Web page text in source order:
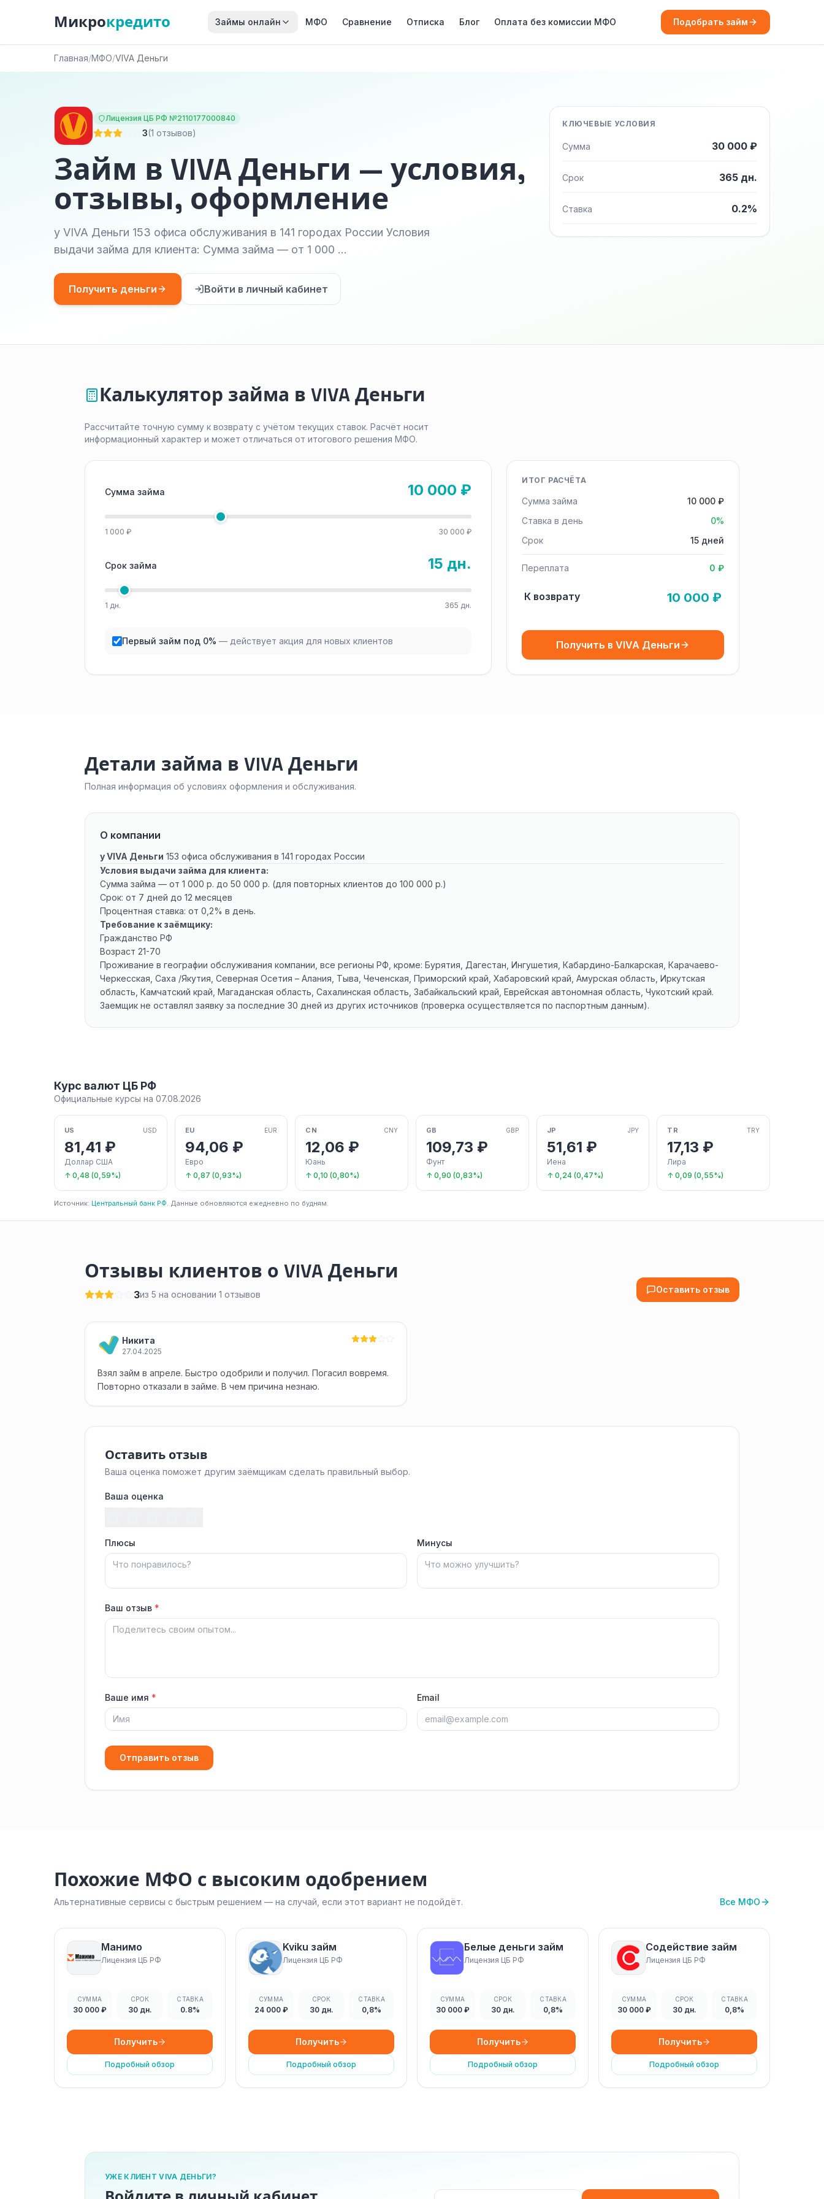
Микрокредито Займы онлайн МФО Сравнение Отписка Блог Оплата без комиссии МФО Подобрать займ
Главная/МФО/VIVA Деньги
Лицензия ЦБ РФ №2110177000840
3(1 отзывов)
Займ в VIVA Деньги — условия,
отзывы, оформление
у VIVA Деньги 153 офиса обслуживания в 141 городах России Условия
выдачи займа для клиента: Сумма займа — от 1 000 …
Получить деньги Войти в личный кабинет
КЛЮЧЕВЫЕ УСЛОВИЯ
Сумма 30 000 ₽
Срок 365 дн.
Ставка 0.2%
Калькулятор займа в VIVA Деньги
Рассчитайте точную сумму к возврату с учётом текущих ставок. Расчёт носит
информационный характер и может отличаться от итогового решения МФО.
Сумма займа 10 000 ₽
1 000 ₽ 30 000 ₽
Срок займа 15 дн.
1 дн. 365 дн.
Первый займ под 0% — действует акция для новых клиентов
ИТОГ РАСЧЁТА
Сумма займа
10 000 ₽
Ставка в день
0%
Срок
15 дней
Переплата 0 ₽
К возврату 10 000 ₽
Получить в VIVA Деньги
Детали займа в VIVA Деньги
Полная информация об условиях оформления и обслуживания.
О компании
у VIVA Деньги 153 офиса обслуживания в 141 городах России
Условия выдачи займа для клиента:
Сумма займа — от 1 000 р. до 50 000 р. (для повторных клиентов до 100 000 р.)
Срок: от 7 дней до 12 месяцев
Процентная ставка: от 0,2% в день.
Требование к заёмщику:
Гражданство РФ
Возраст 21-70
Проживание в географии обслуживания компании, все регионы РФ, кроме: Бурятия, Дагестан, Ингушетия, Кабардино-Балкарская, Карачаево-
Черкесская, Саха /Якутия, Северная Осетия – Алания, Тыва, Чеченская, Приморский край, Хабаровский край, Амурская область, Иркутская
область, Камчатский край, Магаданская область, Сахалинская область, Забайкальский край, Еврейская автономная область, Чукотский край.
Заемщик не оставлял заявку за последние 30 дней из других источников (проверка осуществляется по паспортным данным).
Курс валют ЦБ РФ
Официальные курсы на 07.08.2026
US USD
81,41 ₽
Доллар США
↑ 0,48 (0,59%)
EU EUR
94,06 ₽
Евро
↑ 0,87 (0,93%)
CN CNY
12,06 ₽
Юань
↑ 0,10 (0,80%)
GB GBP
109,73 ₽
Фунт
↑ 0,90 (0,83%)
JP JPY
51,61 ₽
Иена
↑ 0,24 (0,47%)
TR TRY
17,13 ₽
Лира
↑ 0,09 (0,55%)
Источник: Центральный банк РФ. Данные обновляются ежедневно по будням.
Отзывы клиентов о VIVA Деньги
3из 5 на основании 1 отзывов Оставить отзыв
Никита
27.04.2025
Взял займ в апреле. Быстро одобрили и получил. Погасил вовремя.
Повторно отказали в займе. В чем причина незнаю.
Оставить отзыв
Ваша оценка поможет другим заёмщикам сделать правильный выбор.
Ваша оценка
Плюсы Минусы
Ваш отзыв *
Ваше имя * Email
Отправить отзыв
Похожие МФО с высоким одобрением
Альтернативные сервисы с быстрым решением — на случай, если этот вариант не подойдёт. Все МФО
Манимо
Лицензия ЦБ РФ
СУММА
30 000 ₽
СРОК
30 дн.
СТАВКА
0.8%
Получить
Подробный обзор
Kviku займ
Лицензия ЦБ РФ
СУММА
24 000 ₽
СРОК
30 дн.
СТАВКА
0,8%
Получить
Подробный обзор
Белые деньги займ
Лицензия ЦБ РФ
СУММА
30 000 ₽
СРОК
30 дн.
СТАВКА
0,8%
Получить
Подробный обзор
Содействие займ
Лицензия ЦБ РФ
СУММА
30 000 ₽
СРОК
30 дн.
СТАВКА
0,8%
Получить
Подробный обзор
УЖЕ КЛИЕНТ VIVA ДЕНЬГИ?